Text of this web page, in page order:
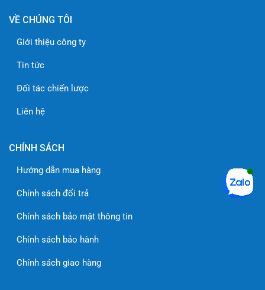
VỀ CHÚNG TÔI
Giới thiệu công ty
Tin tức
Đối tác chiến lược
Liên hệ
CHÍNH SÁCH
Hướng dẫn mua hàng
Chính sách đổi trả
Chính sách bảo mật thông tin
Chính sách bảo hành
Chính sách giao hàng